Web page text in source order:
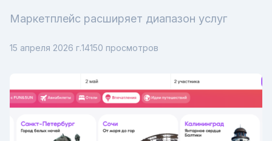
Маркетплейс расширяет диапазон услуг
15 апреля 2026 г.14150 просмотров